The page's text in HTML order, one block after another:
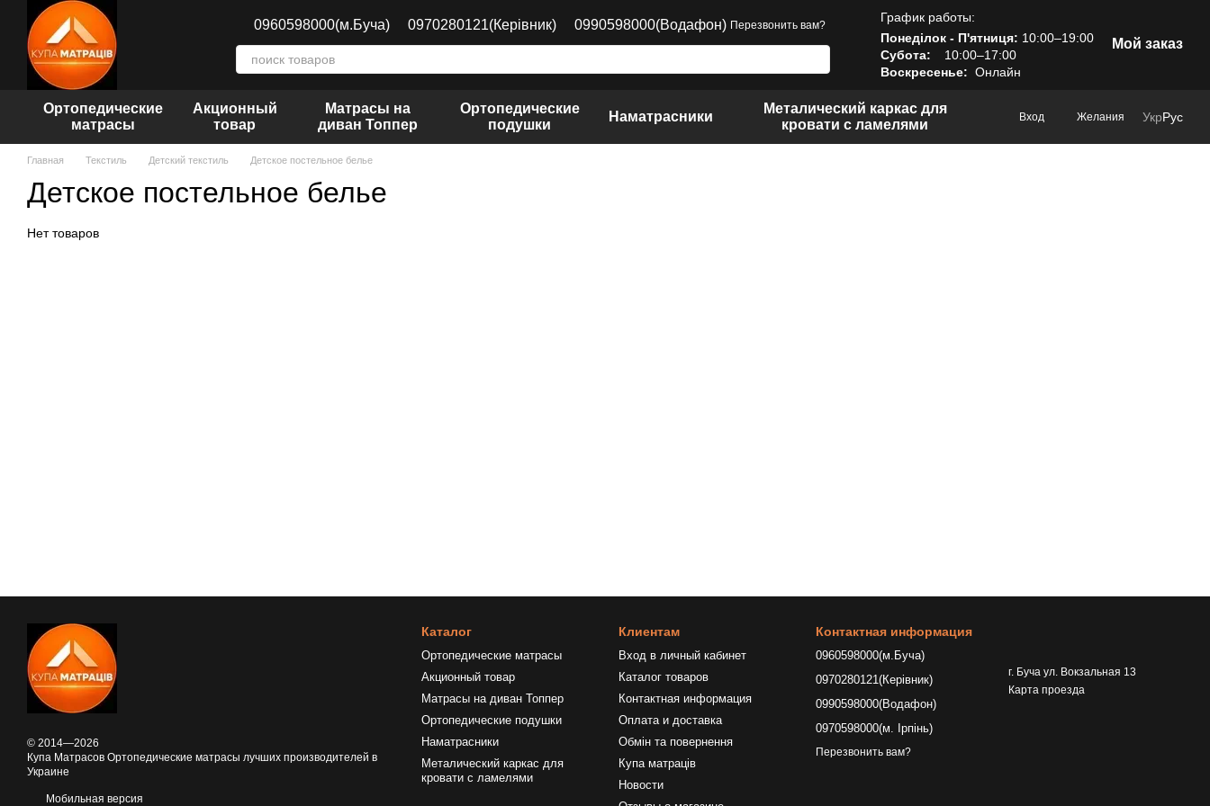
Перейти к основному контенту
0960598000(м.Буча) 0970280121(Керівник) 0990598000(Водафон) Перезвонить вам?
График работы:
Понеділок - П'ятниця: 10:00–19:00
Субота:
10:00–17:00
Воскресенье: Онлайн
Мой заказ
Ортопедические
матрасы
Акционный
товар
Матрасы на
диван Топпер
Ортопедические
подушки
Наматрасники
Металический каркас для
кровати с ламелями
Вход Желания УкрРус
Главная Текстиль Детский текстиль Детское постельное белье
Детское постельное белье
Нет товаров
© 2014—2026
Купа Матрасов Ортопедические матрасы лучших производителей в
Украине
Мобильная версия
Каталог
Ортопедические матрасы
Акционный товар
Матрасы на диван Топпер
Ортопедические подушки
Наматрасники
Металический каркас для
кровати с ламелями
Клиентам
Вход в личный кабинет
Каталог товаров
Контактная информация
Оплата и доставка
Обмін та повернення
Купа матраців
Новости
Контактная информация
0960598000(м.Буча)
0970280121(Керівник)
0990598000(Водафон)
0970598000(м. Ірпінь)
Перезвонить вам?
г. Буча ул. Вокзальная 13
Карта проезда